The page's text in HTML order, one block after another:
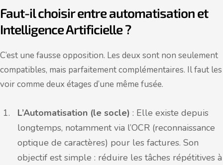
Faut-il choisir entreautomatisation et
Intelligence Artificielle ?
C’est une fausse opposition. Les deux sont non seulement
compatibles, mais parfaitement complémentaires. Il faut les
voir comme deux étages d’une même fusée.
L’Automatisation (le socle) : Elle existe depuis
longtemps, notamment via l’OCR (reconnaissance
optique de caractères) pour les factures. Son
objectif est simple : réduire les tâches répétitives à